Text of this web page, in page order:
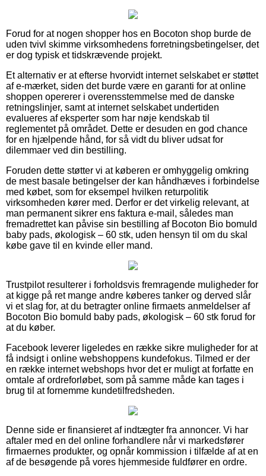
Forud for at nogen shopper hos en Bocoton shop burde de
uden tvivl skimme virksomhedens forretningsbetingelser, det
er dog typisk et tidskrævende projekt.
Et alternativ er at efterse hvorvidt internet selskabet er støttet
af e-mærket, siden det burde være en garanti for at online
shoppen opererer i overensstemmelse med de danske
retningslinjer, samt at internet selskabet undertiden
evalueres af eksperter som har nøje kendskab til
reglementet på området. Dette er desuden en god chance
for en hjælpende hånd, for så vidt du bliver udsat for
dilemmaer ved din bestilling.
Foruden dette støtter vi at køberen er omhyggelig omkring
de mest basale betingelser der kan håndhæves i forbindelse
med købet, som for eksempel hvilken returpolitik
virksomheden kører med. Derfor er det virkelig relevant, at
man permanent sikrer ens faktura e-mail, således man
fremadrettet kan påvise sin bestilling af Bocoton Bio bomuld
baby pads, økologisk – 60 stk, uden hensyn til om du skal
købe gave til en kvinde eller mand.
Trustpilot resulterer i forholdsvis fremragende muligheder for
at kigge på ret mange andre køberes tanker og derved slår
vi et slag for, at du betragter online firmaets anmeldelser af
Bocoton Bio bomuld baby pads, økologisk – 60 stk forud for
at du køber.
Facebook leverer ligeledes en række sikre muligheder for at
få indsigt i online webshoppens kundefokus. Tilmed er der
en række internet webshops hvor det er muligt at forfatte en
omtale af ordreforløbet, som på samme måde kan tages i
brug til at fornemme kundetilfredsheden.
Denne side er finansieret af indtægter fra annoncer. Vi har
aftaler med en del online forhandlere når vi markedsfører
firmaernes produkter, og opnår kommission i tilfælde af at en
af de besøgende på vores hjemmeside fuldfører en ordre.